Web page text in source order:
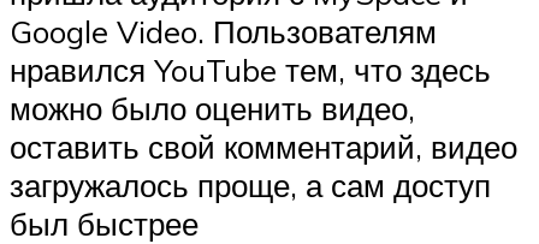
Google Video. Пользователям
нравился YouTube тем, что здесь
можно было оценить видео,
оставить свой комментарий, видео
загружалось проще, а сам доступ
был быстрее